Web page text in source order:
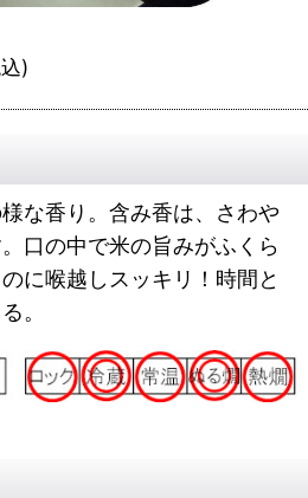
)
な香り。含み香は、さわや
口の中で米の旨みがふくら
に喉越しスッキリ！時間と
。